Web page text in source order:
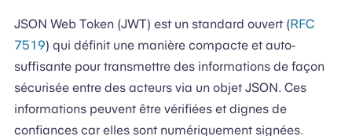
JSON Web Token (JWT) est un standard ouvert (RFC
7519) qui définit une manière compacte et auto-
suffisante pour transmettre des informations de façon
sécurisée entre des acteurs via un objet JSON. Ces
informations peuvent être vérifiées et dignes de
confiances car elles sont numériquement signées.